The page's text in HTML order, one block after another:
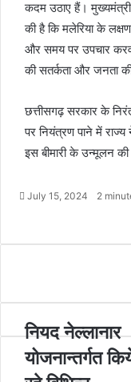
कदम उठाए हैं।
की है कि मलेरिया के
और समय पर उपचार
की सतर्कता और जनता
छत्तीसगढ़ सरकार के
पर नियंत्रण पाने में
इस बीमारी के उन्मूलन
July 15, 2024 2
o
k
n
g
e
r
n
g
e
r
A
p
p
r
a
m
v
a
E
m
नियद नेल्लानार
योजनान्तर्गत